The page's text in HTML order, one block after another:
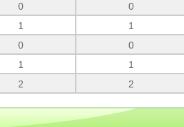
0
0
1
1
0
0
1
1
2 2